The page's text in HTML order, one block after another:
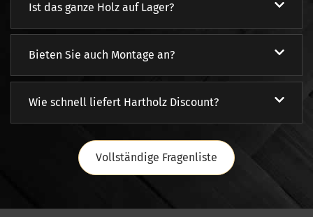
Ist das ganze Holz auf Lager?
Bieten Sie auch Montage an?
Wie schnell liefert Hartholz Discount?
Vollständige Fragenliste